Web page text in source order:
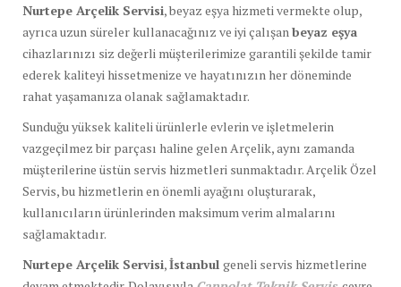
Nurtepe Arçelik Servisi, beyaz eşya hizmeti vermekte olup,
ayrıca uzun süreler kullanacağınız ve iyi çalışan beyaz eşya
cihazlarınızı siz değerli müşterilerimize garantili şekilde tamir
ederek kaliteyi hissetmenize ve hayatınızın her döneminde
rahat yaşamanıza olanak sağlamaktadır.
Sunduğu yüksek kaliteli ürünlerle evlerin ve işletmelerin
vazgeçilmez bir parçası haline gelen Arçelik, aynı zamanda
müşterilerine üstün servis hizmetleri sunmaktadır. Arçelik Özel
Servis, bu hizmetlerin en önemli ayağını oluşturarak,
kullanıcıların ürünlerinden maksimum verim almalarını
sağlamaktadır.
Nurtepe Arçelik Servisi,İstanbul geneli servis hizmetlerine